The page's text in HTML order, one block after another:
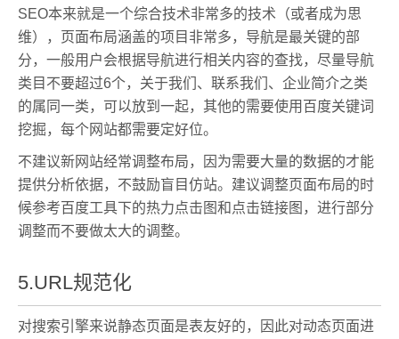
SEO本来就是一个综合技术非常多的技术（或者成为思
维），页面布局涵盖的项目非常多，导航是最关键的部
分，一般用户会根据导航进行相关内容的查找，尽量导航
类目不要超过6个，关于我们、联系我们、企业简介之类
的属同一类，可以放到一起，其他的需要使用百度关键词
挖掘，每个网站都需要定好位。
不建议新网站经常调整布局，因为需要大量的数据的才能
提供分析依据，不鼓励盲目仿站。建议调整页面布局的时
候参考百度工具下的热力点击图和点击链接图，进行部分
调整而不要做太大的调整。
5.URL规范化
对搜索引擎来说静态页面是表友好的，因此对动态页面进